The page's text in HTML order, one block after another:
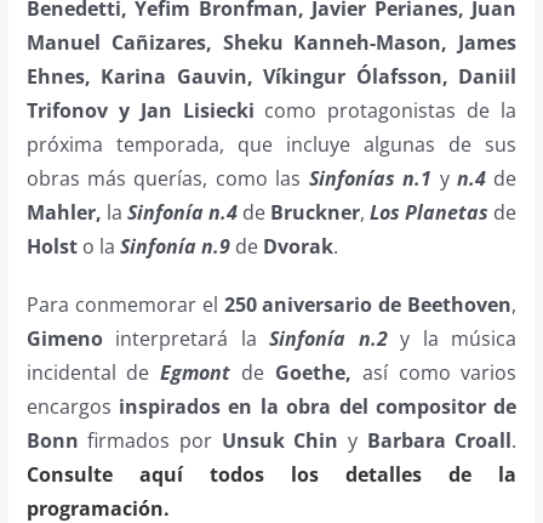
Benedetti, Yefim Bronfman, Javier Perianes, Juan
Manuel Cañizares, Sheku Kanneh-Mason, James
Ehnes, Karina Gauvin, Víkingur Ólafsson, Daniil
Trifonov y Jan Lisiecki como protagonistas de la
próxima temporada, que incluye algunas de sus
obras más querías, como las Sinfonías n.1 yn.4de
Mahler, la Sinfonía n.4de Bruckner,Los Planetas de
Holsto la Sinfonía n.9de Dvorak.
Para conmemorar el 250 aniversario de Beethoven,
Gimenointerpretará laSinfonía n.2y la música
incidental deEgmont de Goethe, así como varios
encargos inspirados en la obra del compositor de
Bonn firmados por Unsuk Chin y Barbara Croall.
Consulte aquí todos los detalles de la
programación.